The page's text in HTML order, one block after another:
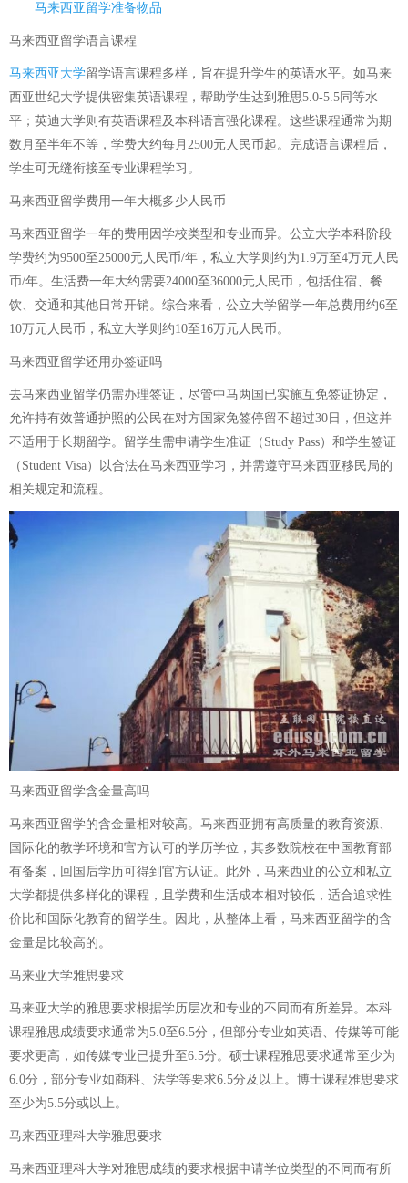
马来西亚留学准备物品
马来西亚留学语言课程
马来西亚大学留学语言课程多样，旨在提升学生的英语水平。如马来
西亚世纪大学提供密集英语课程，帮助学生达到雅思5.0-5.5同等水
平；英迪大学则有英语课程及本科语言强化课程。这些课程通常为期
数月至半年不等，学费大约每月2500元人民币起。完成语言课程后，
学生可无缝衔接至专业课程学习。
马来西亚留学费用一年大概多少人民币
马来西亚留学一年的费用因学校类型和专业而异。公立大学本科阶段
学费约为9500至25000元人民币/年，私立大学则约为1.9万至4万元人民
币/年。生活费一年大约需要24000至36000元人民币，包括住宿、餐
饮、交通和其他日常开销。综合来看，公立大学留学一年总费用约6至
10万元人民币，私立大学则约10至16万元人民币。
马来西亚留学还用办签证吗
去马来西亚留学仍需办理签证，尽管中马两国已实施互免签证协定，
允许持有效普通护照的公民在对方国家免签停留不超过30日，但这并
不适用于长期留学。留学生需申请学生准证（Study Pass）和学生签证
（Student Visa）以合法在马来西亚学习，并需遵守马来西亚移民局的
相关规定和流程。
马来西亚留学含金量高吗
马来西亚留学的含金量相对较高。马来西亚拥有高质量的教育资源、
国际化的教学环境和官方认可的学历学位，其多数院校在中国教育部
有备案，回国后学历可得到官方认证。此外，马来西亚的公立和私立
大学都提供多样化的课程，且学费和生活成本相对较低，适合追求性
价比和国际化教育的留学生。因此，从整体上看，马来西亚留学的含
金量是比较高的。
马来亚大学雅思要求
马来亚大学的雅思要求根据学历层次和专业的不同而有所差异。本科
课程雅思成绩要求通常为5.0至6.5分，但部分专业如英语、传媒等可能
要求更高，如传媒专业已提升至6.5分。硕士课程雅思要求通常至少为
6.0分，部分专业如商科、法学等要求6.5分及以上。博士课程雅思要求
至少为5.5分或以上。
马来西亚理科大学雅思要求
马来西亚理科大学对雅思成绩的要求根据申请学位类型的不同而有所